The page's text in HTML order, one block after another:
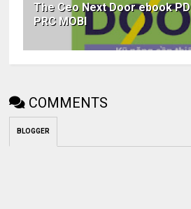
The Ceo Next Door ebook
PRC MOBI
COMMENTS
BLOGGER